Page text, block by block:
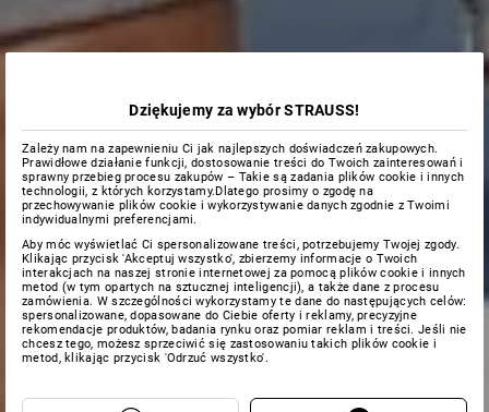
Dziękujemy za wybór STRAUSS!
Zależy nam na zapewnieniu Ci jak najlepszych doświadczeń zakupowych.
Prawidłowe działanie funkcji, dostosowanie treści do Twoich zainteresowań i
sprawny przebieg procesu zakupów – Takie są zadania plików cookie i innych
technologii, z których korzystamy.Dlatego prosimy o zgodę na
przechowywanie plików cookie i wykorzystywanie danych zgodnie z Twoimi
indywidualnymi preferencjami.
Aby móc wyświetlać Ci spersonalizowane treści, potrzebujemy Twojej zgody.
Klikając przycisk 'Akceptuj wszystko', zbierzemy informacje o Twoich
interakcjach na naszej stronie internetowej za pomocą plików cookie i innych
metod (w tym opartych na sztucznej inteligencji), a także dane z procesu
zamówienia. W szczególności wykorzystamy te dane do następujących celów:
spersonalizowane, dopasowane do Ciebie oferty i reklamy, precyzyjne
rekomendacje produktów, badania rynku oraz pomiar reklam i treści. Jeśli nie
chcesz tego, możesz sprzeciwić się zastosowaniu takich plików cookie i
metod, klikając przycisk 'Odrzuć wszystko'.